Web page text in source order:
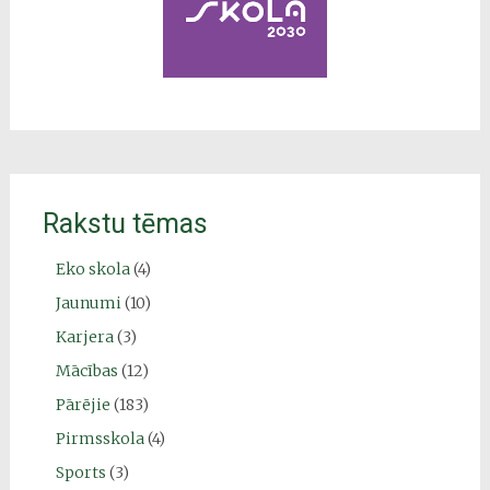
Rakstu tēmas
Eko skola(4)
Jaunumi(10)
Karjera(3)
Mācības (12)
Pārējie (183)
Pirmsskola(4)
Sports (3)